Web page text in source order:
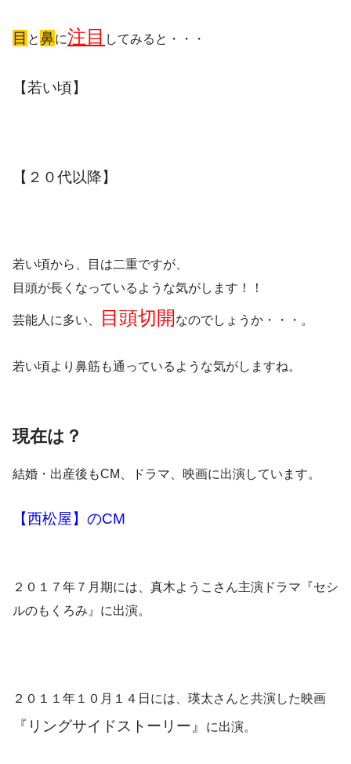
目 と鼻に注目 してみると・・・
【若い頃】
【２０代以降】
若い頃から、目は二重ですが、
目頭が長くなっているような気がします！！
芸能人に多い、 目頭切開なのでしょうか・・・。
若い頃より鼻筋も通っているような気がしますね。
現在は？
結婚・出産後もCM、ドラマ、映画に出演しています。
【西松屋】のCM
２０１７年７月期には、真木ようこさん主演ドラマ 『セシ
ルのもくろみ』 に出演。
２０１１年１０月１４日には、瑛太さんと共演した映画
『リングサイドストーリー』 に出演。